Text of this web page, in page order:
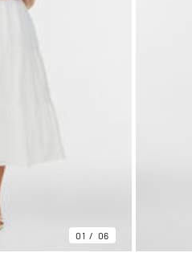
01 06